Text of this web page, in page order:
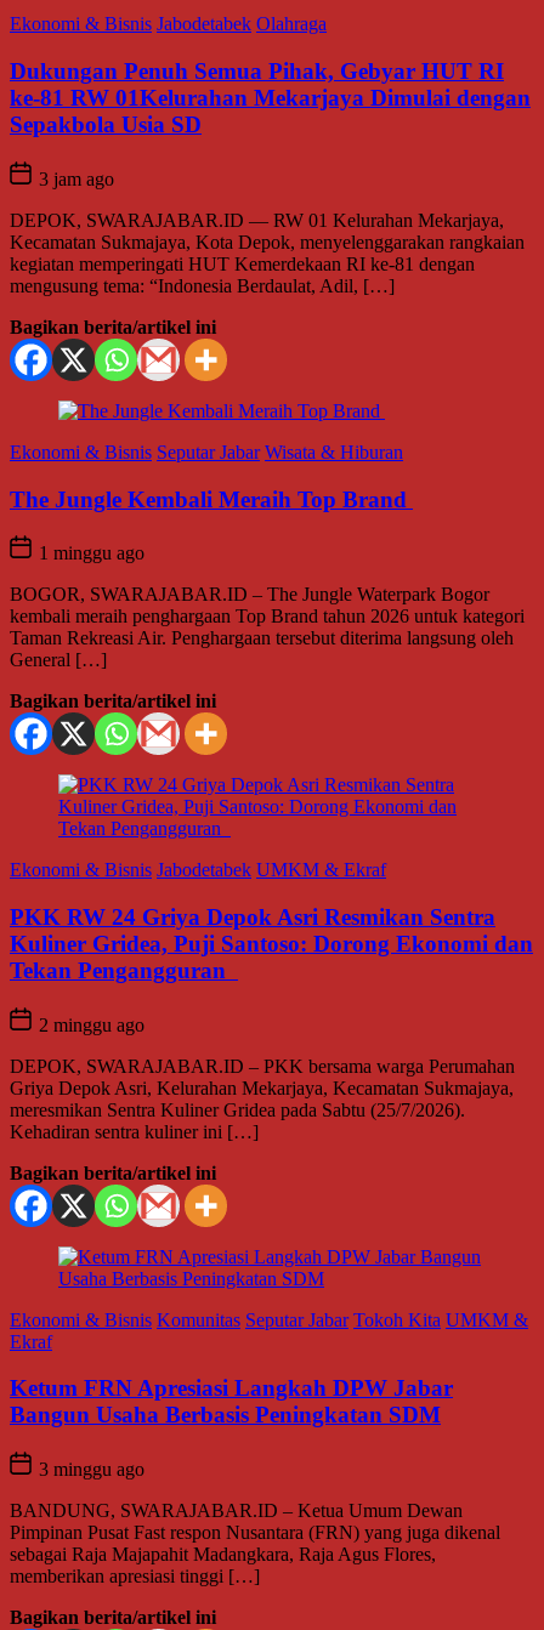
Ekonomi & Bisnis Jabodetabek Olahraga
Dukungan Penuh Semua Pihak, Gebyar HUT RI
ke-81 RW 01Kelurahan Mekarjaya Dimulai dengan
Sepakbola Usia SD
3 jam ago
DEPOK, SWARAJABAR.ID — RW 01 Kelurahan Mekarjaya,
Kecamatan Sukmajaya, Kota Depok, menyelenggarakan rangkaian
kegiatan memperingati HUT Kemerdekaan RI ke-81 dengan
mengusung tema: “Indonesia Berdaulat, Adil, […]
Bagikan berita/artikel ini
Ekonomi & Bisnis Seputar Jabar Wisata & Hiburan
The Jungle Kembali Meraih Top Brand
1 minggu ago
BOGOR, SWARAJABAR.ID – The Jungle Waterpark Bogor
kembali meraih penghargaan Top Brand tahun 2026 untuk kategori
Taman Rekreasi Air. Penghargaan tersebut diterima langsung oleh
General […]
Bagikan berita/artikel ini
Ekonomi & Bisnis Jabodetabek UMKM & Ekraf
PKK RW 24 Griya Depok Asri Resmikan Sentra
Kuliner Gridea, Puji Santoso: Dorong Ekonomi dan
Tekan Pengangguran
2 minggu ago
DEPOK, SWARAJABAR.ID – PKK bersama warga Perumahan
Griya Depok Asri, Kelurahan Mekarjaya, Kecamatan Sukmajaya,
meresmikan Sentra Kuliner Gridea pada Sabtu (25/7/2026).
Kehadiran sentra kuliner ini […]
Bagikan berita/artikel ini
Ekonomi & Bisnis Komunitas Seputar Jabar Tokoh Kita UMKM &
Ekraf
Ketum FRN Apresiasi Langkah DPW Jabar
Bangun Usaha Berbasis Peningkatan SDM
3 minggu ago
BANDUNG, SWARAJABAR.ID – Ketua Umum Dewan
Pimpinan Pusat Fast respon Nusantara (FRN) yang juga dikenal
sebagai Raja Majapahit Madangkara, Raja Agus Flores,
memberikan apresiasi tinggi […]
Bagikan berita/artikel ini